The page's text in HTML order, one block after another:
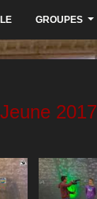
2017
GROUPES